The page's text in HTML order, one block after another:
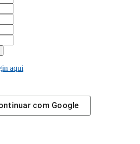
aqui
com Google